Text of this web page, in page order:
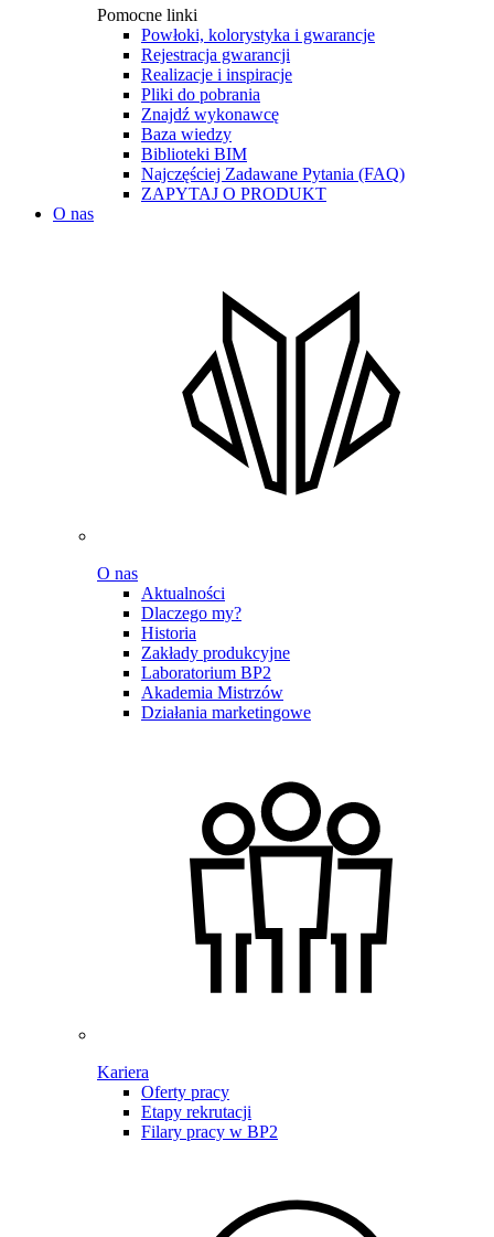
Pomocne linki
Powłoki, kolorystyka i gwarancje
Rejestracja gwarancji
Realizacje i inspiracje
Pliki do pobrania
Znajdź wykonawcę
Baza wiedzy
Biblioteki BIM
Najczęściej Zadawane Pytania (FAQ)
ZAPYTAJ O PRODUKT
O nas
O nas
Aktualności
Dlaczego my?
Historia
Zakłady produkcyjne
Laboratorium BP2
Akademia Mistrzów
Działania marketingowe
Kariera
Oferty pracy
Etapy rekrutacji
Filary pracy w BP2